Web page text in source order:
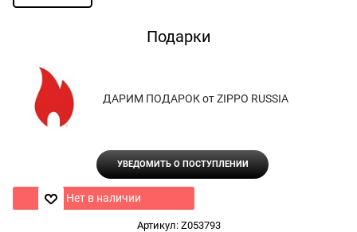
Подарки
ДАРИМ ПОДАРОК от ZIPPO RUSSIA
УВЕДОМИТЬ О ПОСТУПЛЕНИИ
Нет в наличии
Артикул: Z053793